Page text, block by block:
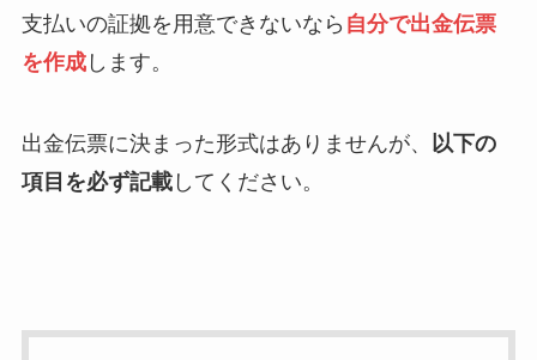
支払いの証拠を用意できないなら 自分で出金伝票
を作成します。
出金伝票に決まった形式はありませんが、 以下の
項目を必ず記載してください。